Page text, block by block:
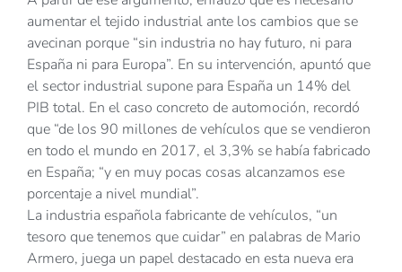
aumentar el tejido industrial ante los cambios que se
avecinan porque “sin industria no hay futuro, ni para
España ni para Europa”. En su intervención, apuntó que
el sector industrial supone para España un 14% del
PIB total. En el caso concreto de automoción, recordó
que “de los 90 millones de vehículos que se vendieron
en todo el mundo en 2017, el 3,3% se había fabricado
en España; “y en muy pocas cosas alcanzamos ese
porcentaje a nivel mundial”.
La industria española fabricante de vehículos, “un
tesoro que tenemos que cuidar” en palabras de Mario
Armero, juega un papel destacado en esta nueva era